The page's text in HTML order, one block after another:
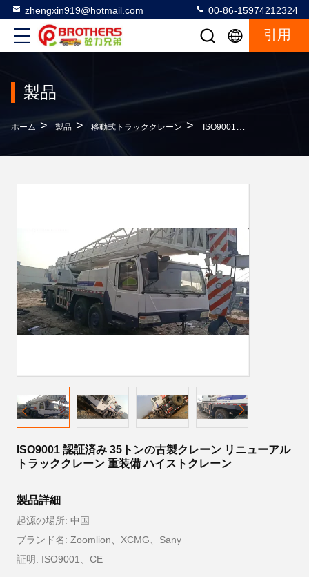
zhengxin919@hotmail.com 00-86-15974212324
引用
製品
ホーム > 製品 > 移動式トラッククレーン > ISO9001 認証済み 35トンの古製クレーン リニューアル トラッククレーン 重装備 ハイストクレーン
ISO9001 認証済み 35トンの古製クレーン リニューアル
トラッククレーン 重装備 ハイストクレーン
製品詳細
起源の場所: 中国
ブランド名: Zoomlion、XCMG、Sany
証明: ISO9001、CE